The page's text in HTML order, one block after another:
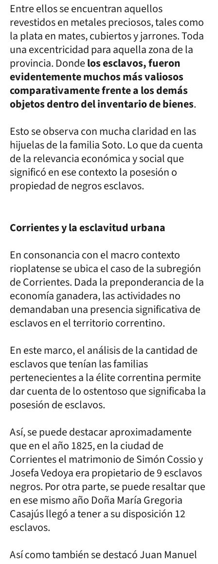
Entre ellos se encuentran aquellos
revestidos en metales preciosos, tales como
la plata en mates, cubiertos y jarrones. Toda
una excentricidad para aquella zona de la
provincia. Dondelos esclavos, fueron
evidentemente muchos más valiosos
comparativamente frente a los demás
objetos dentro del inventario de bienes.
Esto se observa con mucha claridad en las
hijuelas de la familia Soto. Lo que da cuenta
de la relevancia económica y social que
significó en ese contexto la posesión o
propiedad de negros esclavos.
Corrientes y la esclavitud urbana
En consonancia con el macro contexto
rioplatense se ubica el caso de la subregión
de Corrientes. Dada la preponderancia de la
economía ganadera, las actividades no
demandaban una presencia significativa de
esclavos en el territorio correntino.
En este marco, el análisis de la cantidad de
esclavos que tenían las familias
pertenecientes a la élite correntina permite
dar cuenta de lo ostentoso que significaba la
posesión de esclavos.
Así, se puede destacar aproximadamente
que en el año 1825, en la ciudad de
Corrientes el matrimonio de Simón Cossio y
Josefa Vedoya era propietario de 9 esclavos
negros. Por otra parte, se puede resaltar que
en ese mismo año Doña María Gregoria
Casajús llegó a tener a su disposición 12
esclavos.
Así como también se destacó Juan Manuel